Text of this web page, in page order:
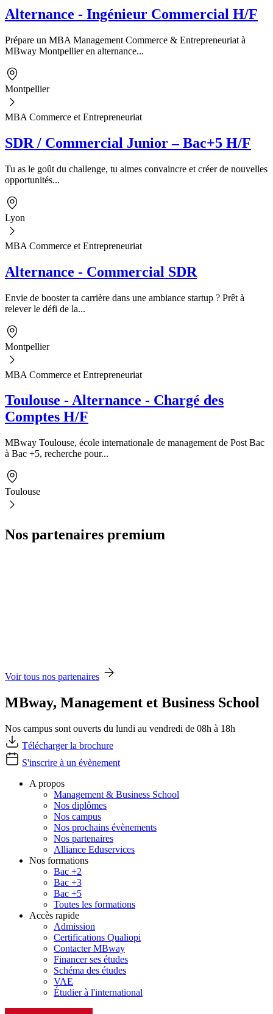
Alternance - Ingénieur Commercial H/F
Prépare un MBA Management Commerce & Entrepreneuriat à
MBway Montpellier en alternance...
Montpellier
MBA Commerce et Entrepreneuriat
SDR / Commercial Junior – Bac+5 H/F
Tu as le goût du challenge, tu aimes convaincre et créer de nouvelles
opportunités...
Lyon
MBA Commerce et Entrepreneuriat
Alternance - Commercial SDR
Envie de booster ta carrière dans une ambiance startup ? Prêt à
relever le défi de la...
Montpellier
MBA Commerce et Entrepreneuriat
Toulouse - Alternance - Chargé des
Comptes H/F
MBway Toulouse, école internationale de management de Post Bac
à Bac +5, recherche pour...
Toulouse
Nos partenaires premium
Voir tous nos partenaires
MBway, Management et Business School
Nos campus sont ouverts du lundi au vendredi de 08h à 18h
Télécharger la brochure
S'inscrire à un évènement
A propos
Management & Business School
Nos diplômes
Nos campus
Nos prochains évènements
Nos partenaires
Alliance Eduservices
Nos formations
Bac +2
Bac +3
Bac +5
Toutes les formations
Accès rapide
Admission
Certifications Qualiopi
Contacter MBway
Financer ses études
Schéma des études
VAE
Étudier à l'international